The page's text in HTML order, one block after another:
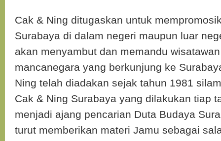
Cak & Ning ditugaskan untuk
Surabaya di dalam negeri maupun luar
akan menyambut dan memandu
mancanegara yang berkunjung ke
Ning telah diadakan sejak tahun 1981
Cak & Ning Surabaya yang dilakukan tiap
menjadi ajang pencarian Duta Budaya
turut memberikan materi Jamu sebagai